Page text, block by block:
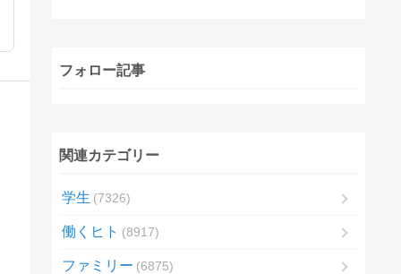
フォロー記事
関連カテゴリー
学生 7326
働くヒト 8917
ファミリー 6875